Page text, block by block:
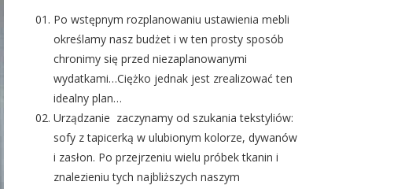
Po wstępnym rozplanowaniu ustawienia mebli
określamy nasz budżet i w ten prosty sposób
chronimy się przed niezaplanowanymi
wydatkami…Ciężko jednak jest zrealizować ten
idealny plan…
Urządzanie zaczynamy od szukania tekstyliów:
sofy z tapicerką w ulubionym kolorze, dywanów
i zasłon. Po przejrzeniu wielu próbek tkanin i
znalezieniu tych najbliższych naszym